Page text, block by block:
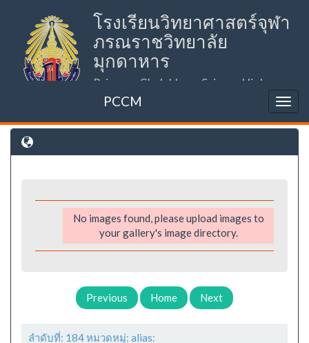
โรงเรียนวิทยาศาสตร์จุฬา
ภรณราชวิทยาลัย
มุกดาหาร
Princess Chulabhorn Science High
School Mukdahan (PCSHSM)
PCCM
No images found, please upload images to
your gallery's image directory.
Previous Home Next
ลำดับที่: 184 หมวดหมู่: alias: